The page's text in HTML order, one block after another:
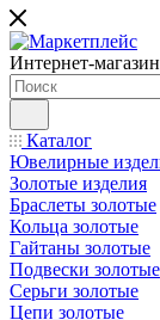
Интернет-магазин
Каталог
Ювелирные
Золотые изделия
Браслеты золотые
Кольца золотые
Гайтаны золотые
Подвески золотые
Серьги золотые
Цепи золотые